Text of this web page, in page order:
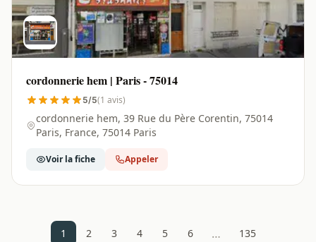
cordonnerie hem | Paris - 75014
5/5(1 avis)
cordonnerie hem, 39 Rue du Père Corentin, 75014
Paris, France, 75014 Paris
Voir la fiche Appeler
1 2 3 4 5 6 … 135